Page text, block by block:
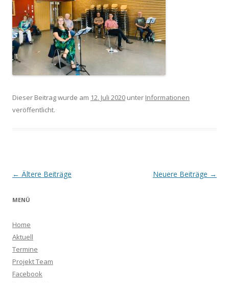
Dieser Beitrag wurde am 12. Juli 2020 unter Informationen
veröffentlicht.
Beitrags-
← Ältere Beiträge Neuere Beiträge →
MENÜ
Home
Aktuell
Termine
Projekt Team
Facebook